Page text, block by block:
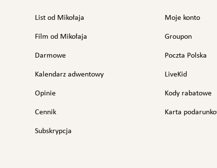
List od Mikołaja
Film od Mikołaja
Darmowe
Kalendarz adwentowy
Opinie
Cennik
Subskrypcja
Moje konto
Groupon
Poczta Polska
LiveKid
Kody rabatowe
Karta